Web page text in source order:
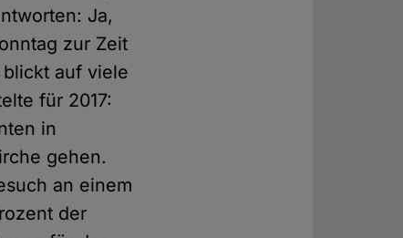
Ja,
zur Zeit
auf viele
für 2017:
in
gehen.
an einem
der